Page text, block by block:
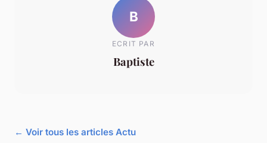
B
ECRIT PAR
Baptiste
← Voir tous les articles Actu